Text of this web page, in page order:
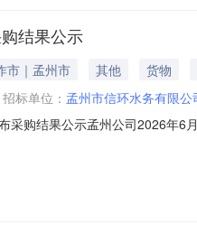
结果公示
市｜孟州市 其他
货物
招标单位： 孟州市信环水务有限公
采购结果公示孟州公司2026年6
额（元）：25800.0000元(贰万